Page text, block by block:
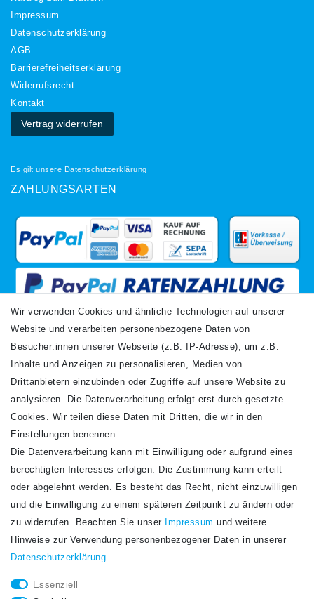
Impressum
Daten­schutz­erklärung
AGB
Barrierefreiheitserklärung
Widerrufs­recht
Kontakt
Vertrag widerrufen
Es gilt unsere Datenschutzerklärung
ZAHLUNGSARTEN
VERSANDARTEN
Newsletter
Honig
Hiermit bestätige ich, dass ich dieDaten­schutz­erklärunggelesen habe. Meine
Wir verwenden Cookies und ähnliche Technologien auf unserer
Website und verarbeiten personenbezogene Daten von
Besucher:innen unserer Webseite (z.B. IP-Adresse), um z.B.
Inhalte und Anzeigen zu personalisieren, Medien von
Drittanbietern einzubinden oder Zugriffe auf unsere Website zu
analysieren. Die Datenverarbeitung erfolgt erst durch gesetzte
Cookies. Wir teilen diese Daten mit Dritten, die wir in den
Einstellungen benennen.
Die Datenverarbeitung kann mit Einwilligung oder aufgrund eines
berechtigten Interesses erfolgen. Die Zustimmung kann erteilt
oder abgelehnt werden. Es besteht das Recht, nicht einzuwilligen
und die Einwilligung zu einem späteren Zeitpunkt zu ändern oder
zu widerrufen. Beachten Sie unser
Impressum und weitere
Hinweise zur Verwendung personenbezogener Daten in unserer
Daten­schutz­erklärung.
Essenziell